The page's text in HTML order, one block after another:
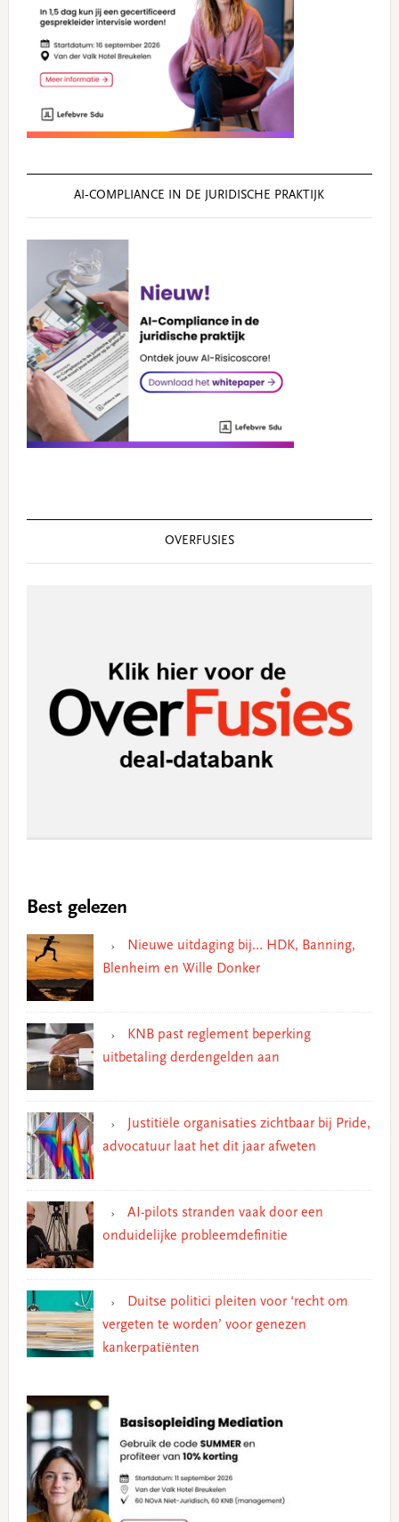
AI‑COMPLIANCE IN DE JURIDISCHE PRAKTIJK
OVERFUSIES
Best gelezen
Nieuwe uitdaging bij… HDK, Banning,
Blenheim en Wille Donker
KNB past reglement beperking
uitbetaling derdengelden aan
Justitiële organisaties zichtbaar bij Pride,
advocatuur laat het dit jaar afweten
AI-pilots stranden vaak door een
onduidelijke probleemdefinitie
Duitse politici pleiten voor ‘recht om
vergeten te worden’ voor genezen
kankerpatiënten